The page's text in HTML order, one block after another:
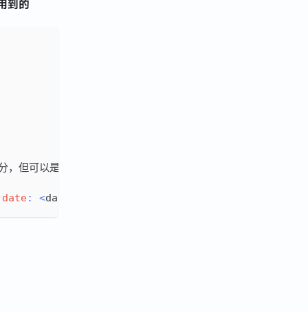
到的
，但可以是
date: <dateExpression